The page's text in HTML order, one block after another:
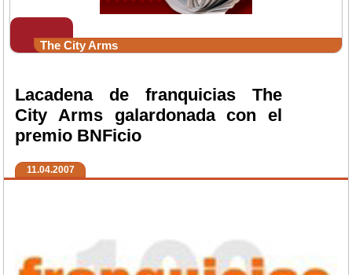
The City Arms
Lacadena de franquicias The
City Arms galardonada con el
premio BNFicio
11.04.2007